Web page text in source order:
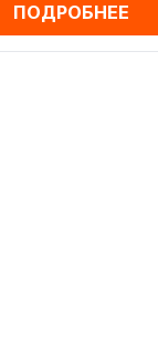
ПОДРОБНЕЕ